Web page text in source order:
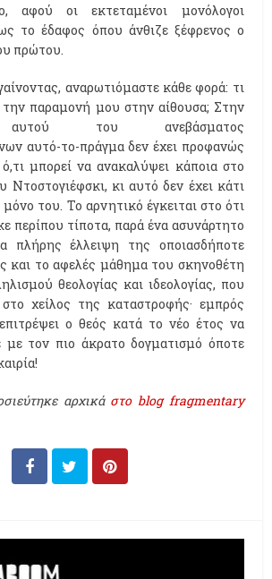
αφού οι εκτεταμένοι μονόλογοι
το έδαφος όπου άνθιζε ξέφρενος ο
πρώτου.
αναρωτιόμαστε κάθε φορά: τι
παραμονή μου στην αίθουσα; Στην
αυτού του ανεβάσματος
αυτό-το-πράγμα δεν έχει προφανώς
μπορεί να ανακαλύψει κάποια στο
Ντοστογιέφσκι, κι αυτό δεν έχει κάτι
του. Το αρνητικό έγκειται στο ότι
περίπου τίποτα, παρά ένα ασυνάρτητο
πλήρης έλλειψη της οποιασδήποτε
και το αφελές μάθημα του σκηνοθέτη
θεολογίας και ιδεολογίας, που
χείλος της καταστροφής· εμπρός
ο θεός κατά το νέο έτος να
με τον πιο άκρατο δογματισμό όποτε
αρχικά στο blog fragmentary